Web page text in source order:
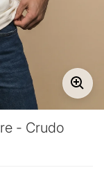
- Crudo